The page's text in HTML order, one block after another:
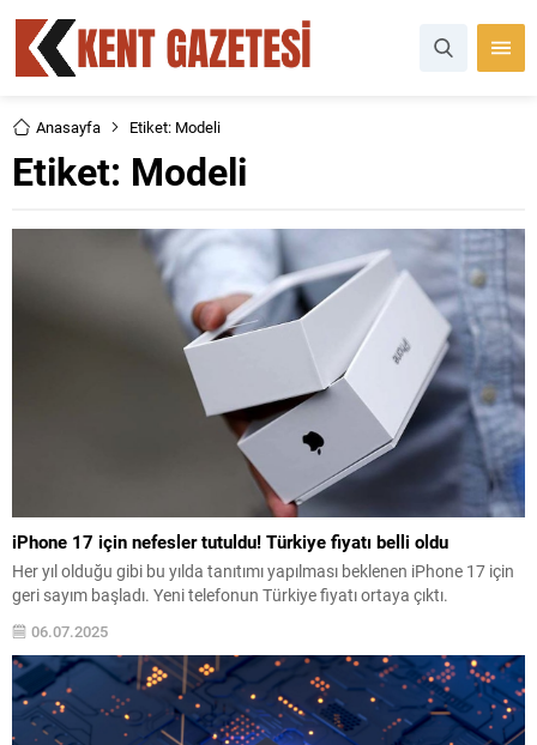
Anasayfa Etiket: Modeli
Etiket: Modeli
iPhone 17 için nefesler tutuldu! Türkiye fiyatı belli oldu
Her yıl olduğu gibi bu yılda tanıtımı yapılması beklenen iPhone 17 için
geri sayım başladı. Yeni telefonun Türkiye fiyatı ortaya çıktı.
06.07.2025